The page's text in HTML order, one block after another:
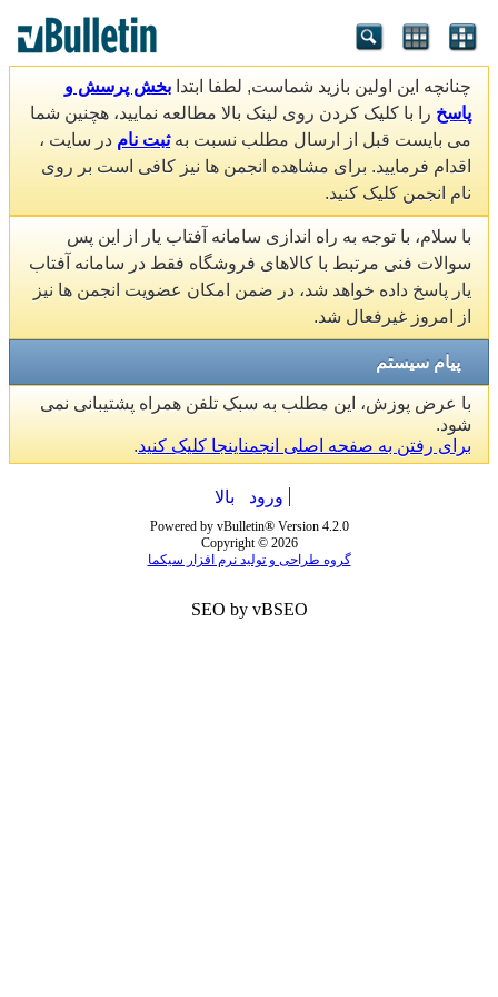
چنانچه این اولین بازید شماست, لطفا ابتدا بخش پرسش و
پاسخ را با کلیک کردن روی لینک بالا مطالعه نمایید، هچنین شما
می بایست قبل از ارسال مطلب نسبت بهثبت نام در سایت ،
اقدام فرمایید. برای مشاهده انجمن ها نیز کافی است بر روی
نام انجمن کلیک کنید.
با سلام، با توجه به راه اندازی سامانه آفتاب یار از این پس
سوالات فنی مرتبط با کالاهای فروشگاه فقط در سامانه آفتاب
یار پاسخ داده خواهد شد، در ضمن امکان عضویت انجمن ها نیز
از امروز غیرفعال شد.
پیام سیستم
با عرض پوزش، این مطلب به سبک تلفن همراه پشتیبانی نمی
شود.
برای رفتن به صفحه اصلی انجمناینجا کلیک کنید.
ورود بالا
Powered by vBulletin® Version 4.2.0
Copyright © 2026
گروه طراحی و تولید نرم افزار سیکما
SEO by vBSEO